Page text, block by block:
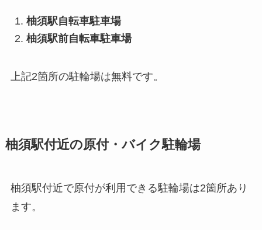
柚須駅自転車駐車場
柚須駅前自転車駐車場
上記2箇所の駐輪場は無料です。
柚須駅付近の原付・バイク駐輪場
柚須駅付近で原付が利用できる駐輪場は2箇所あり
ます。